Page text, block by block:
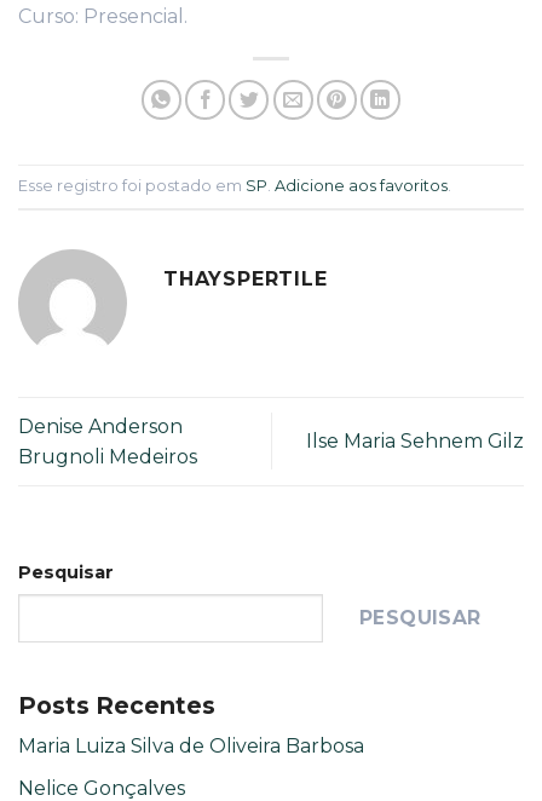
Curso: Presencial.
Esse registro foi postado em SP Adicione aos favoritos
THAYSPERTILE
Denise Anderson
Brugnoli Medeiros
Ilse Maria Sehnem Gilz
Pesquisar
PESQUISAR
Posts Recentes
Maria Luiza Silva de Oliveira Barbosa
Nelice Gonçalves